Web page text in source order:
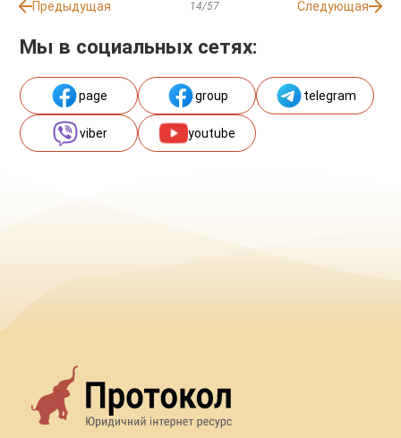
Предыдущая 14/57 Следующая
Мы в социальных сетях:
page group telegram
viber youtube